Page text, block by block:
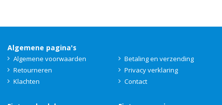
Algemene pagina's
Algemene voorwaarden
Betaling en verzending
Retourneren
Privacy verklaring
Klachten
Contact